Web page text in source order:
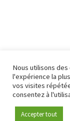
Devenez
Nous utilisons
l'expérience la
vos visites
consentez à
Accepter tout